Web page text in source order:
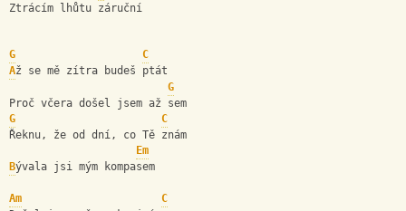
Ztrácím lhůtu záruční
G
C
Až se mě zítra budeš ptát
G
Proč včera došel jsem až sem
G
C
Řeknu, že od dní, co Tě znám
Em
Bývala jsi mým kompasem
Am
C